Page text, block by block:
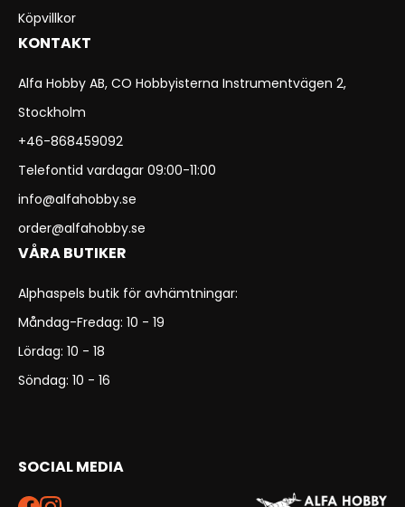
Köpvillkor
KONTAKT
Alfa Hobby AB, CO Hobbyisterna Instrumentvägen 2,
Stockholm
+46-868459092
Telefontid vardagar 09:00-11:00
info@alfahobby.se
order@alfahobby.se
VÅRA BUTIKER
Alphaspels butik för avhämtningar:
Måndag-Fredag: 10 - 19
Lördag: 10 - 18
Söndag: 10 - 16
SOCIAL MEDIA